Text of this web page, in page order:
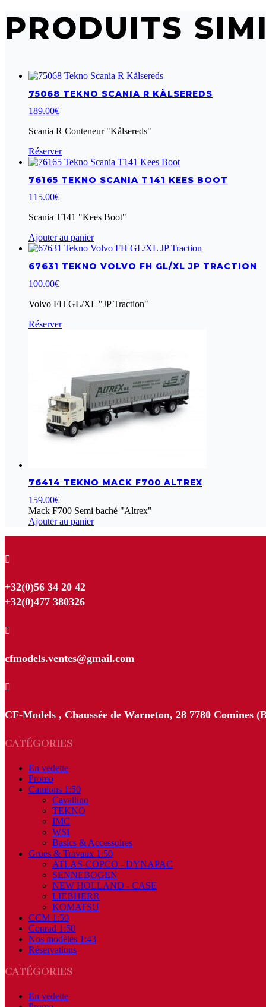
PRODUITS
75068 TEKNO SCANIA R KÅLSEREDS
189.00€
Scania R Conteneur "Kålsereds"
Réserver
76165 TEKNO SCANIA T141 KEES BOOT
115.00€
Scania T141 "Kees Boot"
Ajouter au panier
67631 TEKNO VOLVO FH GL/XL JP TRACTION
100.00€
Volvo FH GL/XL "JP Traction"
Réserver
76414 TEKNO MACK F700 ALTREX
159.00€
Mack F700 Semi baché "Altrex"
Ajouter au panier

+32(0)56 34 20 42
+32(0)477 380326

cfmodels.ventes@gmail.com

CF-Models , Chaussée de Warneton, 28 7780 Comines
CATÉGORIES
En vedette
Promo
Camions 1:50
Cavallino
TEKNO
IMC
WSI
Basics & Accessoires
Grues & Travaux 1:50
ATLAS-COPCO - DYNAPAC
SENNEBOGEN
NEW HOLLAND - CASE
LIEBHERR
KOMATSU
CCM 1:50
Conrad 1:50
Nos modèles 1:43
Réservations
CATÉGORIES
En vedette